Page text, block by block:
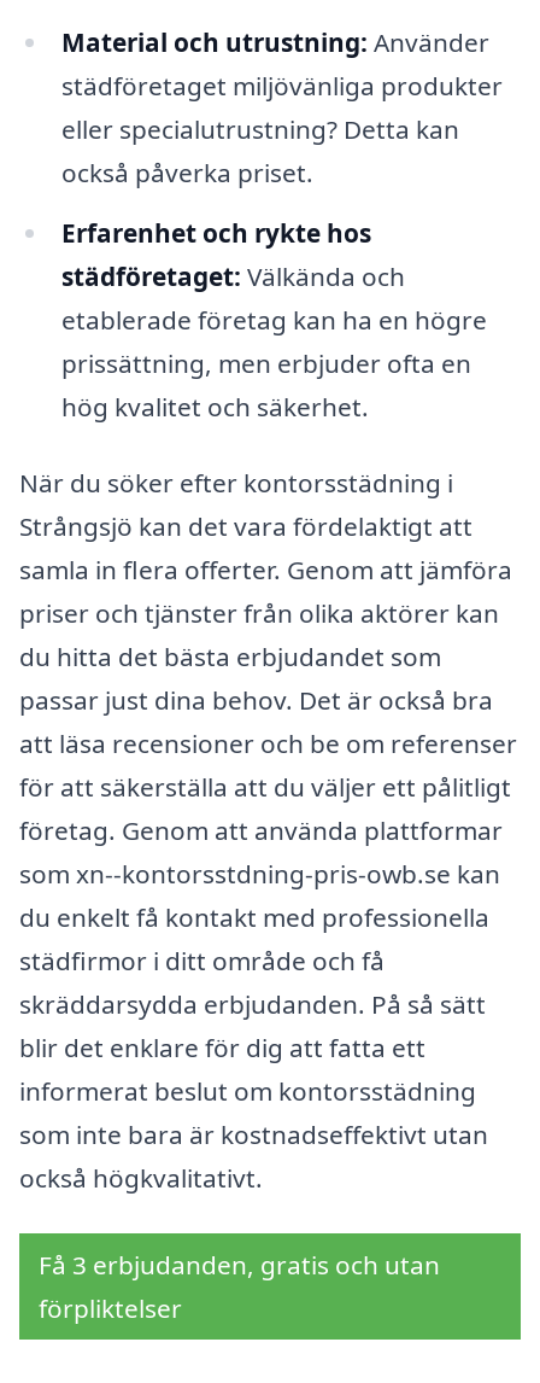
Material och utrustning: Använder
städföretaget miljövänliga produkter
eller specialutrustning? Detta kan
också påverka priset.
Erfarenhet och rykte hos
städföretaget: Välkända och
etablerade företag kan ha en högre
prissättning, men erbjuder ofta en
hög kvalitet och säkerhet.
När du söker efter kontorsstädning i
Strångsjö kan det vara fördelaktigt att
samla in flera offerter. Genom att jämföra
priser och tjänster från olika aktörer kan
du hitta det bästa erbjudandet som
passar just dina behov. Det är också bra
att läsa recensioner och be om referenser
för att säkerställa att du väljer ett pålitligt
företag. Genom att använda plattformar
som xn--kontorsstdning-pris-owb.se kan
du enkelt få kontakt med professionella
städfirmor i ditt område och få
skräddarsydda erbjudanden. På så sätt
blir det enklare för dig att fatta ett
informerat beslut om kontorsstädning
som inte bara är kostnadseffektivt utan
också högkvalitativt.
Få 3 erbjudanden, gratis och utan
förpliktelser